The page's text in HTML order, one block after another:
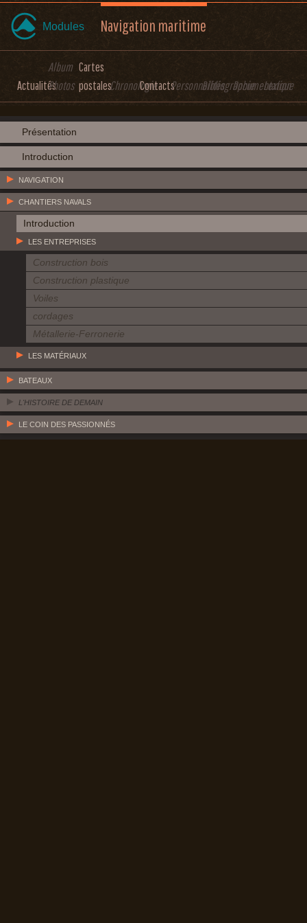
Modules Navigation maritime
Actualités
Album
Photos
Cartes
postalesChronologieContactsPersonnalitésBibliographieDocumentation
Lexique
Présentation
Introduction
NAVIGATION
CHANTIERS NAVALS
Introduction
LES ENTREPRISES
Construction bois
Construction plastique
Voiles
cordages
Métallerie-Ferronerie
LES MATÉRIAUX
BATEAUX
L'HISTOIRE DE DEMAIN
LE COIN DES PASSIONNÉS